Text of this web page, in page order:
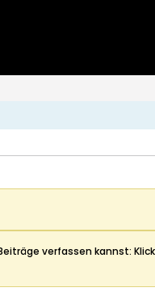
verfassen kannst: